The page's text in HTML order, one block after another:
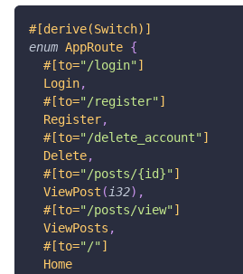
#[derive(Switch)]
enum AppRoute {
#[to="/login" ]
Login,
#[to="/register" ]
Register,
#[to="/delete_account" ]
Delete,
#[to="/posts/{id}" ]
ViewPost (i32) ,
#[to="/posts/view" ]
ViewPosts ,
#[to="/" ]
Home